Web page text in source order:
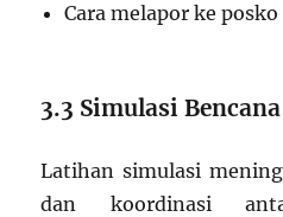
Cara melapor ke
3.3 Simulasi Bencana
Latihan simulasi
dan koordinasi